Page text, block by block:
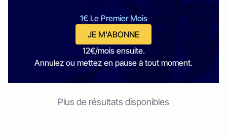
1€ Le Premier Mois
JE M'ABONNE
12€/mois ensuite.
Annulez ou mettez en pause à tout moment.
Plus de résultats disponibles